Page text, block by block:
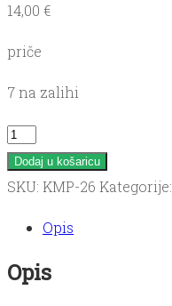
14,00 €
priče
7 na zalihi
Luis
Coloma:
PRIČE
DJECU
količina
Dodaj u košaricu
SKU: KMP-26 Kategorije:
Opis
Opis